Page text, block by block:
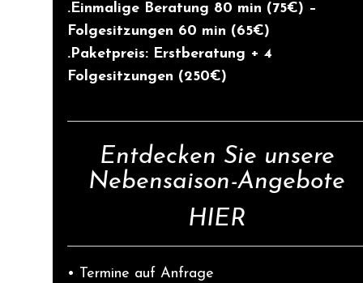
.Einmalige Beratung 80 min (75€) –
Folgesitzungen 60 min (65€)
.Paketpreis: Erstberatung + 4
Folgesitzungen (250€)
Entdecken Sie unsere
Nebensaison-Angebote
HIER
• Termine auf Anfrage